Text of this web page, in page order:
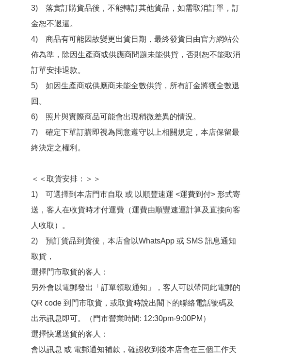
3)　落實訂購貨品後，不能轉訂其他貨品，如需取消訂單，訂
金恕不退還。
4)　商品有可能因故變更出貨日期，最終發貨日由官方網站公
佈為準，除因生產商或供應商問題未能供貨，否則恕不能取消
訂單安排退款。
5)　如因生產商或供應商未能全數供貨，所有訂金將獲全數退
回。
6)　照片與實際商品可能會出現稍微差異的情況。
7)　確定下單訂購即視為同意遵守以上相關規定，本店保留最
終決定之權利。
＜＜取貨安排：＞＞
1)　可選擇到本店門市自取 或 以順豐速運 <運費到付> 形式寄
送，客人在收貨時才付運費（運費由順豐速運計算及直接向客
人收取）。
2)　預訂貨品到貨後，本店會以WhatsApp 或 SMS 訊息通知
取貨，
選擇門市取貨的客人：
另外會以電郵發出「訂單領取通知」，客人可以帶同此電郵的
QR code 到門市取貨，或取貨時說出閣下的聯絡電話號碼及
出示訊息即可。（門市營業時間: 12:30pm-9:00PM）
選擇快遞送貨的客人：
會以訊息 或 電郵通知補款，確認收到後本店會在三個工作天